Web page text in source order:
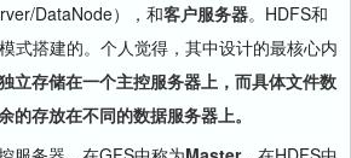
DataNode），和客户服务器。HDFS和
式搭建的。个人觉得，其中设计的最核心内
立存储在一个主控服务器上，而具体文件数
的存放在不同的数据服务器上。